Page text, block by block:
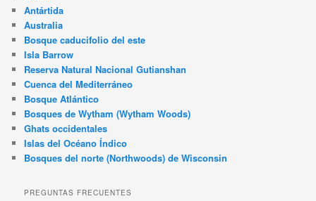
Antártida
Australia
Bosque caducifolio del este
Isla Barrow
Reserva Natural Nacional Gutianshan
Cuenca del Mediterráneo
Bosque Atlántico
Bosques de Wytham (Wytham Woods)
Ghats occidentales
Islas del Océano Índico
Bosques del norte (Northwoods) de Wisconsin
PREGUNTAS FRECUENTES